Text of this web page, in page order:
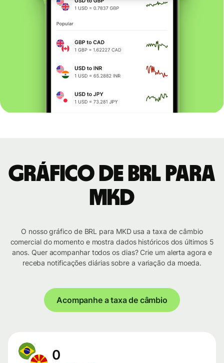
Gráfico de BRL para
MKD
O nosso gráfico de BRL para MKD usa a taxa de câmbio
comercial do momento e mostra dados históricos dos últimos 5
anos. Quer acompanhar todos os dias? Crie um alerta agora e
receba notificações diárias sobre a variação da moeda.
Acompanhe a taxa de câmbio
0